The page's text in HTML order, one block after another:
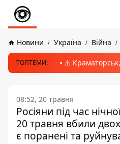
Новини Україна Війна
ТОПТЕМИ: ⚠️
08:52, 20 травня
Росіяни під час
20 травня вбили
є поранені та